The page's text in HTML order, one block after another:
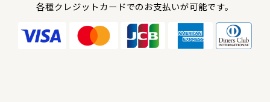
各種クレジットカードでのお支払いが可能です。